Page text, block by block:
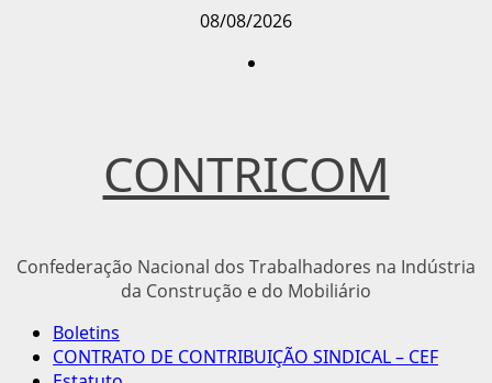
08/08/2026
CONTRICOM
Confederação Nacional dos Trabalhadores na Indústria
da Construção e do Mobiliário
Menu
principal
Boletins
CONTRATO DE CONTRIBUIÇÃO SINDICAL – CEF